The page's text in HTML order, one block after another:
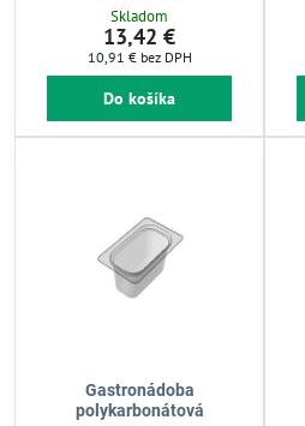
Skladom
13,42 €
10,91 € bez DPH
Do košíka
Gastronádoba
polykarbonátová